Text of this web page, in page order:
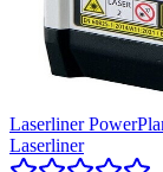
Laserliner
Laserliner